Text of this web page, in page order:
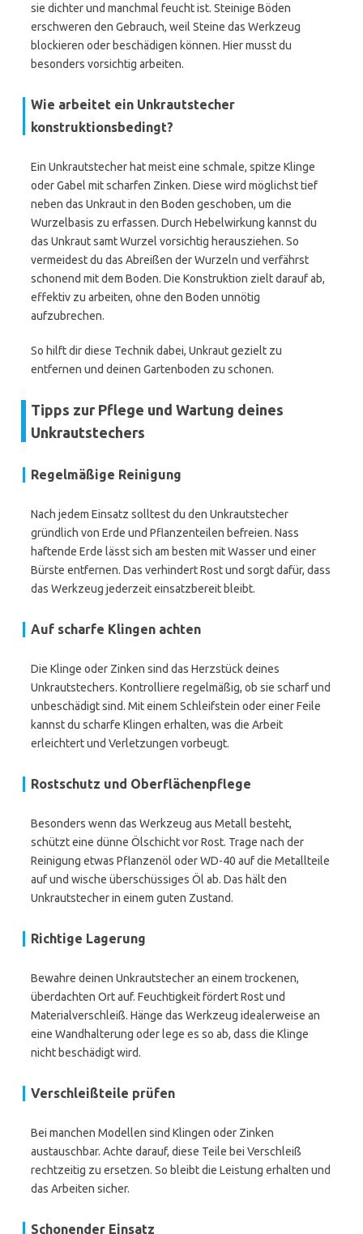
sie dichter und manchmal feucht ist. Steinige Böden
erschweren den Gebrauch, weil Steine das Werkzeug
blockieren oder beschädigen können. Hier musst du
besonders vorsichtig arbeiten.
Wie arbeitet ein Unkrautstecher
konstruktionsbedingt?
Ein Unkrautstecher hat meist eine schmale, spitze Klinge
oder Gabel mit scharfen Zinken. Diese wird möglichst tief
neben das Unkraut in den Boden geschoben, um die
Wurzelbasis zu erfassen. Durch Hebelwirkung kannst du
das Unkraut samt Wurzel vorsichtig herausziehen. So
vermeidest du das Abreißen der Wurzeln und verfährst
schonend mit dem Boden. Die Konstruktion zielt darauf ab,
effektiv zu arbeiten, ohne den Boden unnötig
aufzubrechen.
So hilft dir diese Technik dabei, Unkraut gezielt zu
entfernen und deinen Gartenboden zu schonen.
Tipps zur Pflege und Wartung deines
Unkrautstechers
Regelmäßige Reinigung
Nach jedem Einsatz solltest du den Unkrautstecher
gründlich von Erde und Pflanzenteilen befreien. Nass
haftende Erde lässt sich am besten mit Wasser und einer
Bürste entfernen. Das verhindert Rost und sorgt dafür, dass
das Werkzeug jederzeit einsatzbereit bleibt.
Auf scharfe Klingen achten
Die Klinge oder Zinken sind das Herzstück deines
Unkrautstechers. Kontrolliere regelmäßig, ob sie scharf und
unbeschädigt sind. Mit einem Schleifstein oder einer Feile
kannst du scharfe Klingen erhalten, was die Arbeit
erleichtert und Verletzungen vorbeugt.
Rostschutz und Oberflächenpflege
Besonders wenn das Werkzeug aus Metall besteht,
schützt eine dünne Ölschicht vor Rost. Trage nach der
Reinigung etwas Pflanzenöl oder WD-40 auf die Metallteile
auf und wische überschüssiges Öl ab. Das hält den
Unkrautstecher in einem guten Zustand.
Richtige Lagerung
Bewahre deinen Unkrautstecher an einem trockenen,
überdachten Ort auf. Feuchtigkeit fördert Rost und
Materialverschleiß. Hänge das Werkzeug idealerweise an
eine Wandhalterung oder lege es so ab, dass die Klinge
nicht beschädigt wird.
Verschleißteile prüfen
Bei manchen Modellen sind Klingen oder Zinken
austauschbar. Achte darauf, diese Teile bei Verschleiß
rechtzeitig zu ersetzen. So bleibt die Leistung erhalten und
das Arbeiten sicher.
Schonender Einsatz